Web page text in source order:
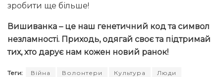
зробити ще більше!
Вишиванка – це наш генетичний код та символ
незламності. Приходь, одягай своє та підтримай
тих, хто дарує нам кожен новий ранок!
Теги: Війна Волонтери Культура
Люди